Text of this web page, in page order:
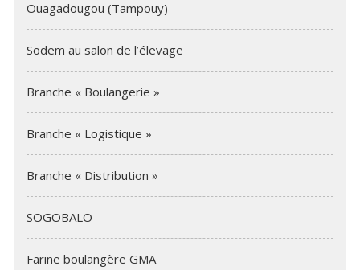
Ouagadougou (Tampouy)
Sodem au salon de l’élevage
Branche « Boulangerie »
Branche « Logistique »
Branche « Distribution »
SOGOBALO
Farine boulangère GMA